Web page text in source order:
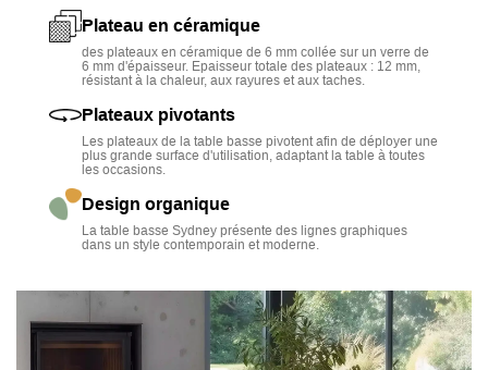
métal époxy assurent une grande résistance, tandis que le
design moderne signéGirardeau en fait une pièce
maîtresse du séjour.
Pour compléter votre coin salon, découvrez aussi notre
sélection detables bassessur Décostock.
Plateau en céramique
des plateaux en céramique de 6 mm collée sur un verre de
6 mm d'épaisseur. Epaisseur totale des plateaux : 12 mm,
résistant à la chaleur, aux rayures et aux taches.
Plateaux pivotants
Les plateaux de la table basse pivotent afin de déployer une
plus grande surface d'utilisation, adaptant la table à toutes
les occasions.
Design organique
La table basse Sydney présente des lignes graphiques
dans un style contemporain et moderne.